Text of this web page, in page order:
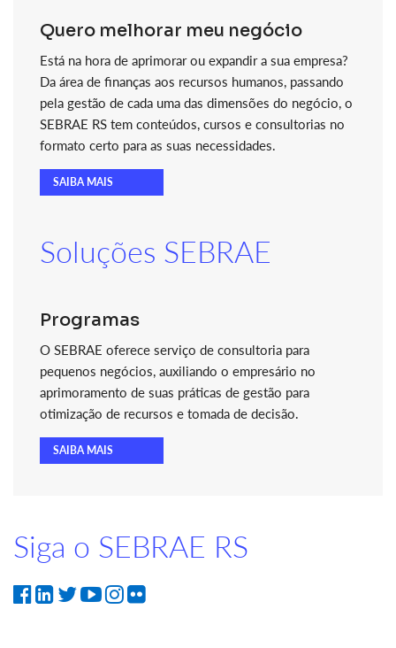
Quero melhorar meu negócio
Está na hora de aprimorar ou expandir a sua empresa?
Da área de finanças aos recursos humanos, passando
pela gestão de cada uma das dimensões do negócio, o
SEBRAE RS tem conteúdos, cursos e consultorias no
formato certo para as suas necessidades.
SAIBA MAIS
Soluções SEBRAE
Programas
O SEBRAE oferece serviço de consultoria para
pequenos negócios, auxiliando o empresário no
aprimoramento de suas práticas de gestão para
otimização de recursos e tomada de decisão.
SAIBA MAIS
Siga o SEBRAE RS